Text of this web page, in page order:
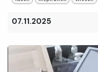
07.11.2025